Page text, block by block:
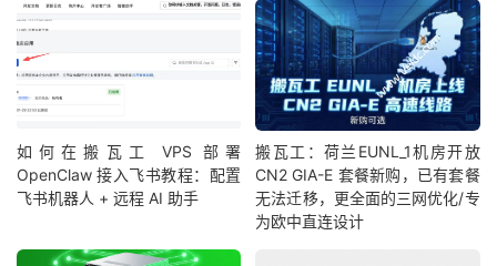
如何在搬瓦工 VPS 部署
OpenClaw 接入飞书教程：配置
飞书机器人 + 远程 AI 助手
搬瓦工：荷兰EUNL_1机房开放
CN2 GIA-E 套餐新购，已有套餐
无法迁移，更全面的三网优化/专
为欧中直连设计